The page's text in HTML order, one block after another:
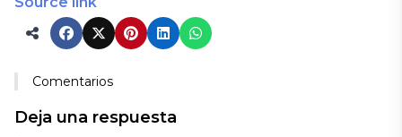
Comentarios
Deja una respuesta